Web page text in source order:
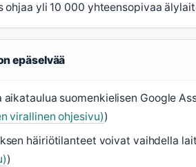
ohjaa yli 10 000 yhteensopivaa
epäselvää
aikataulua suomenkielisen Google
virallinen ohjesivu))
häiriötilanteet voivat vaihdella
)